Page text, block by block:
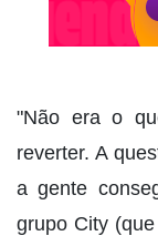
"Não era o
reverter. A
a gente
grupo City